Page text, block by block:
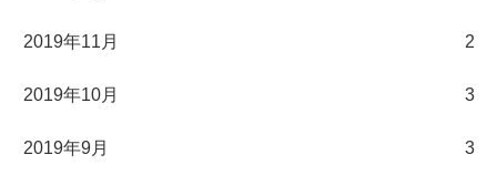
2019年11月 2
2019年10月 3
2019年9月 3